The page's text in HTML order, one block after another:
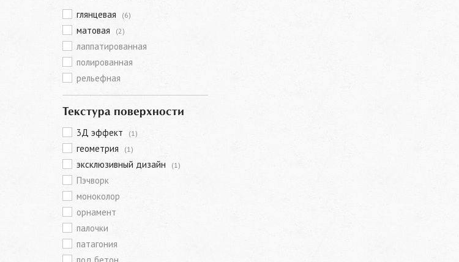
глянцевая (6)
матовая (2)
лаппатированная
полированная
рельефная
Текстура поверхности
3Д эффект (1)
геометрия (1)
эксклюзивный дизайн (1)
Пэчворк
моноколор
орнамент
палочки
патагония